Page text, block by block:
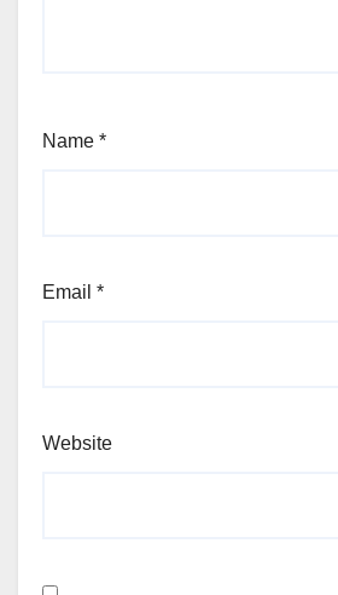
Name *
Email *
Website